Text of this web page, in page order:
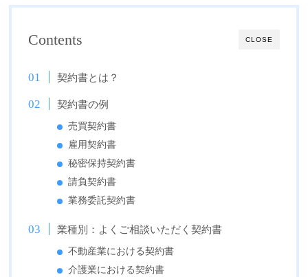
CLOSE
Contents
契約書とは？
契約書の例
売買契約書
雇用契約書
秘密保持契約書
請負契約書
業務委託契約書
業種別：よくご相談いただく契約書
不動産業における契約書
介護業における契約書